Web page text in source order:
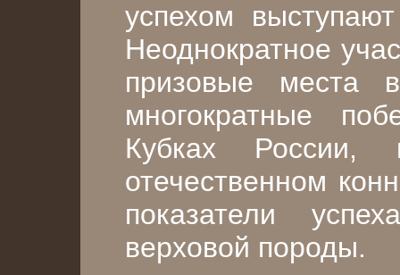
успехом
Неоднократное
призовые места
многократные
Кубках России,
отечественном
показатели
верховой породы.